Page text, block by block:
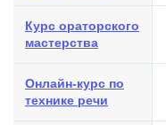
Курс ораторского
мастерства
Онлайн-курс по
технике речи